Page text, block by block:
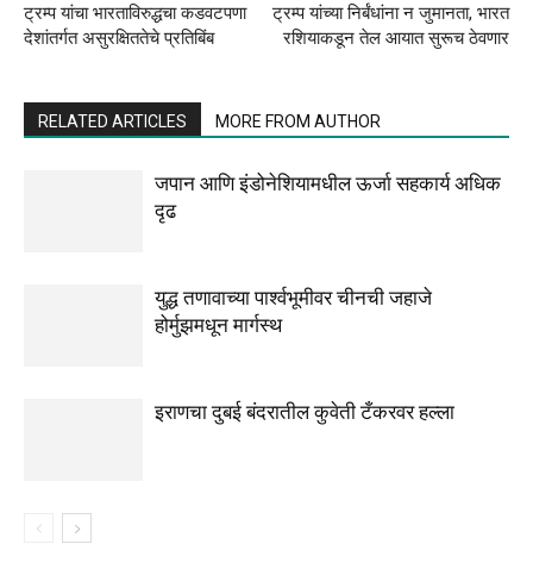
ट्रम्प यांचा भारताविरुद्धचा कडवटपणा
देशांतर्गत असुरक्षिततेचे प्रतिबिंब
ट्रम्प यांच्या निर्बंधांना न जुमानता, भारत
रशियाकडून तेल आयात सुरूच ठेवणार
RELATED ARTICLES MORE FROM AUTHOR
जपान आणि इंडोनेशियामधील ऊर्जा सहकार्य अधिक
दृढ
युद्ध तणावाच्या पार्श्वभूमीवर चीनची जहाजे
होर्मुझमधून मार्गस्थ
इराणचा दुबई बंदरातील कुवेती टँकरवर हल्ला